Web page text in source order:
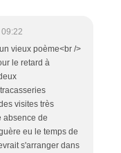
vieux poème<br />
le retard à
visites très
absence de
eu le temps de
s'arranger dans